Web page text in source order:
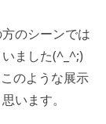
のシーンでは
ました(^_^;)
のような展示
います。